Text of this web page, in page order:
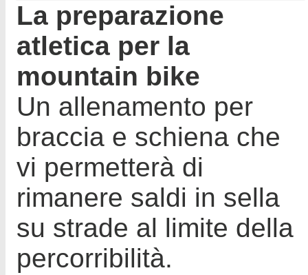
La preparazione
atletica per la
mountain bike
Un allenamento per
braccia e schiena che
vi permetterà di
rimanere saldi in sella
su strade al limite della
percorribilità.